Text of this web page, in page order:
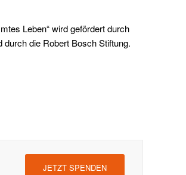
Leben“ wird gefördert durch
durch die Robert Bosch Stiftung.
JETZT SPENDEN